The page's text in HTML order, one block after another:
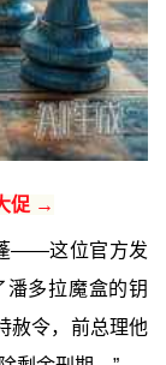
促 →
——这位官方发
多拉魔盒的钥
赦令，前总理他